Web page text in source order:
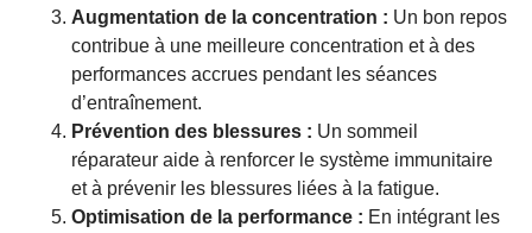
Augmentation de la concentration : Un bon repos
contribue à une meilleure concentration et à des
performances accrues pendant les séances
d’entraînement.
Prévention des blessures : Un sommeil
réparateur aide à renforcer le système immunitaire
et à prévenir les blessures liées à la fatigue.
Optimisation de la performance : En intégrant les